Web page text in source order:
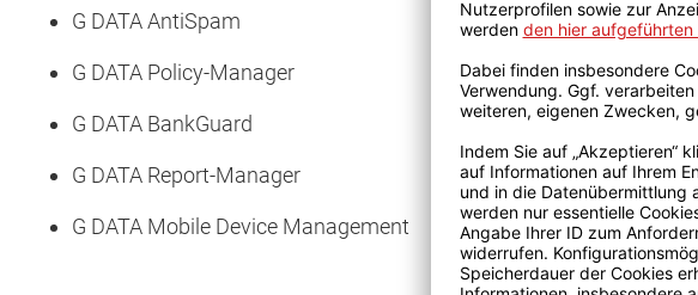
G DATA AntiSpam
G DATA Policy-Manager
G DATA BankGuard
G DATA Report-Manager
G DATA Mobile Device Management